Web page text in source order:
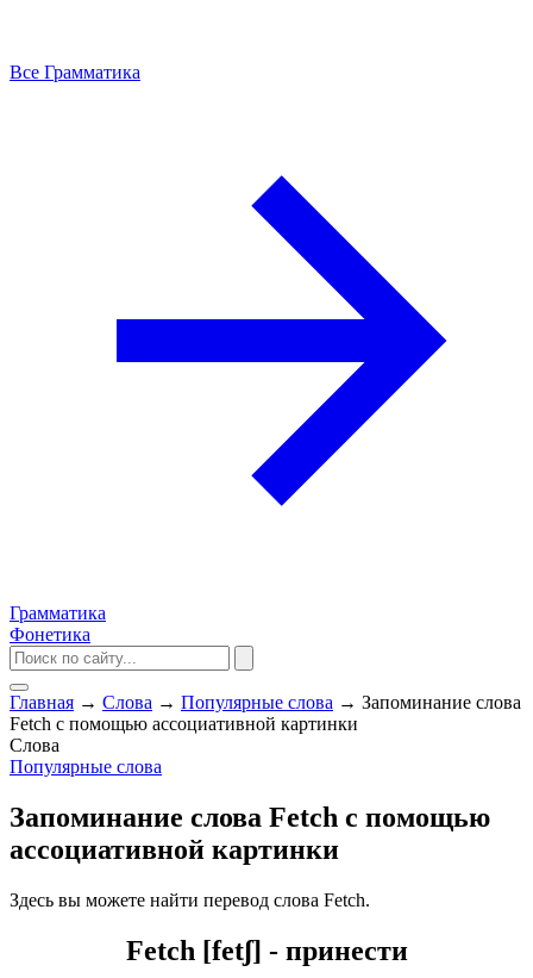
Все Грамматика
Грамматика
Фонетика
Главная → Слова → Популярные слова → Запоминание слова
Fetch с помощью ассоциативной картинки
Слова
Популярные слова
Запоминание слова Fetch с помощью
ассоциативной картинки
Здесь вы можете найти перевод слова Fetch.
Fetch [fetʃ] - принести